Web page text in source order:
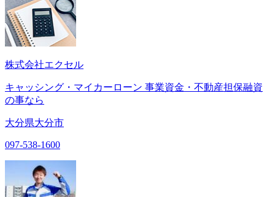
株式会社エクセル
キャッシング・マイカーローン 事業資金・不動産担保融資
の事なら
大分県大分市
097-538-1600